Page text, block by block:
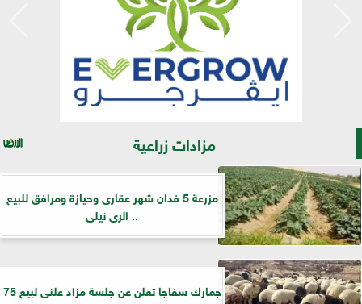
مزادات زراعية
مزرعة 5 فدان شهر عقارى وحيازة ومرافق للبيع
.. الرى نيلى
جمارك سفاجا تعلن عن جلسة مزاد علنى لبيع 75